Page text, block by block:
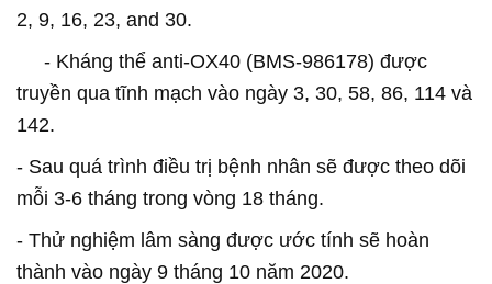
2, 9, 16, 23, and 30.
- Kháng thể anti-OX40 (BMS-986178) được
truyền qua tĩnh mạch vào ngày 3, 30, 58, 86, 114 và
142.
- Sau quá trình điều trị bệnh nhân sẽ được theo dõi
mỗi 3-6 tháng trong vòng 18 tháng.
- Thử nghiệm lâm sàng được ước tính sẽ hoàn
thành vào ngày 9 tháng 10 năm 2020.